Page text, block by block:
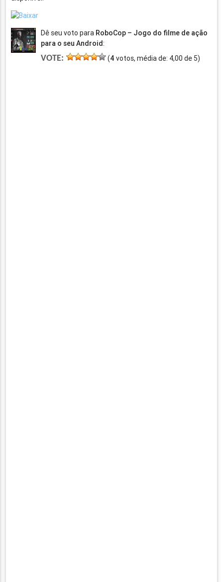
Dê seu voto para RoboCop – Jogo do filme de ação
para o seu Android:
VOTE: (4 votos, média de: 4,00 de 5)